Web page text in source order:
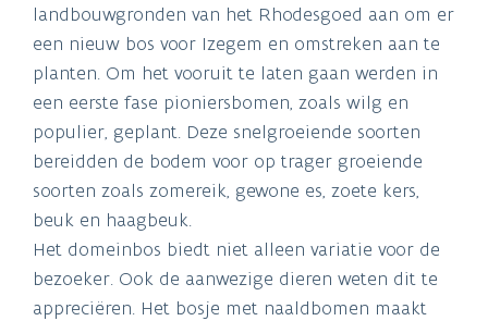
landbouwgronden van het Rhodesgoed aan om er
een nieuw bos voor Izegem en omstreken aan te
planten. Om het vooruit te laten gaan werden in
een eerste fase pioniersbomen, zoals wilg en
populier, geplant. Deze snelgroeiende soorten
bereidden de bodem voor op trager groeiende
soorten zoals zomereik, gewone es, zoete kers,
beuk en haagbeuk.
Het domeinbos biedt niet alleen variatie voor de
bezoeker. Ook de aanwezige dieren weten dit te
appreciëren. Het bosje met naaldbomen maakt